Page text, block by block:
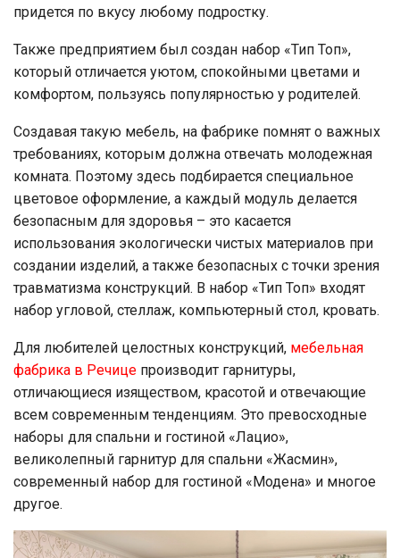
придется по вкусу любому подростку.
Также предприятием был создан набор «Тип Топ»,
который отличается уютом, спокойными цветами и
комфортом, пользуясь популярностью у родителей.
Создавая такую мебель, на фабрике помнят о важных
требованиях, которым должна отвечать молодежная
комната. Поэтому здесь подбирается специальное
цветовое оформление, а каждый модуль делается
безопасным для здоровья – это касается
использования экологически чистых материалов при
создании изделий, а также безопасных с точки зрения
травматизма конструкций. В набор «Тип Топ» входят
набор угловой, стеллаж, компьютерный стол, кровать.
Для любителей целостных конструкций, мебельная
фабрика в Речице производит гарнитуры,
отличающиеся изяществом, красотой и отвечающие
всем современным тенденциям. Это превосходные
наборы для спальни и гостиной «Лацио»,
великолепный гарнитур для спальни «Жасмин»,
современный набор для гостиной «Модена» и многое
другое.